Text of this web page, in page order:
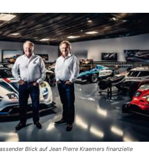
Blick auf Jean Pierre Kraemers finanzielle